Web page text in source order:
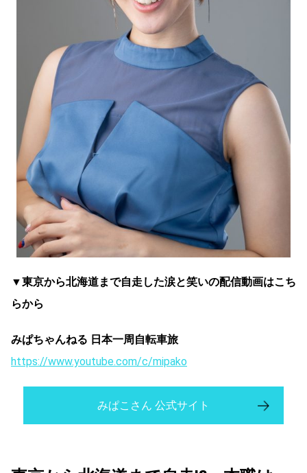
▼東京から北海道まで自走した涙と笑いの配信動画はこち
らから
みぱちゃんねる 日本一周自転車旅
⁠https://www.youtube.com/c/mipako⁠
みぱこさん 公式サイト